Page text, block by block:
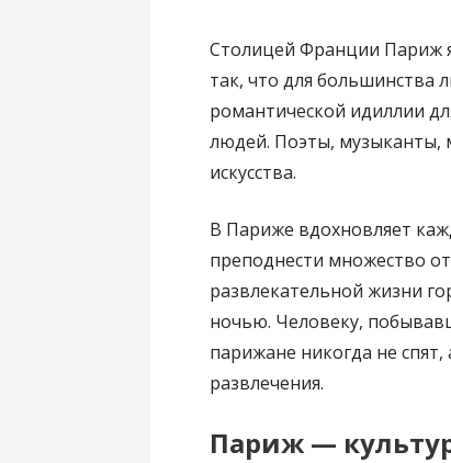
Столицей Франции Париж
так, что для большинства
романтической идиллии
людей. Поэты, музыканты,
искусства.
В Париже вдохновляет
преподнести множество
развлекательной жизни
ночью. Человеку,
парижане никогда не
развлечения.
Париж —